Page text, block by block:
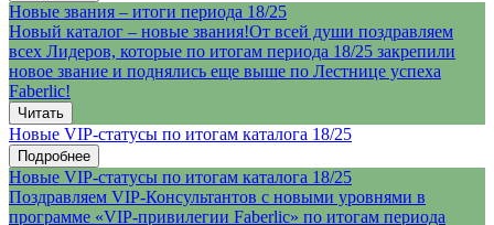
Новые звания – итоги периода 18/25
Новый каталог – новые звания!От всей души поздравляем
всех Лидеров, которые по итогам периода 18/25 закрепили
новое звание и поднялись еще выше по Лестнице успеха
Faberlic!
Читать
Новые VIP-статусы по итогам каталога 18/25
Подробнее
Новые VIP-статусы по итогам каталога 18/25
Поздравляем VIP-Консультантов с новыми уровнями в
программе «VIP-привилегии Faberlic» по итогам периода